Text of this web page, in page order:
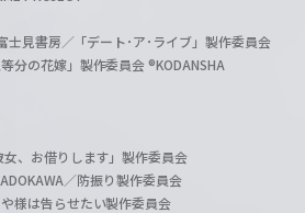
見書房／「デート･ア･ライブ」製作委員会
分の花嫁」製作委員会 ®KODANSHA
、お借りします」製作委員会
／防振り製作委員会
様は告らせたい製作委員会